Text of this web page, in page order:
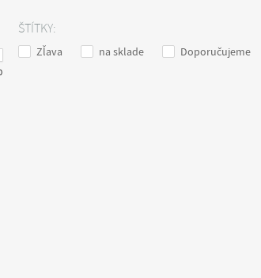
ŠTÍTKY:
Zľava na sklade Doporučujeme